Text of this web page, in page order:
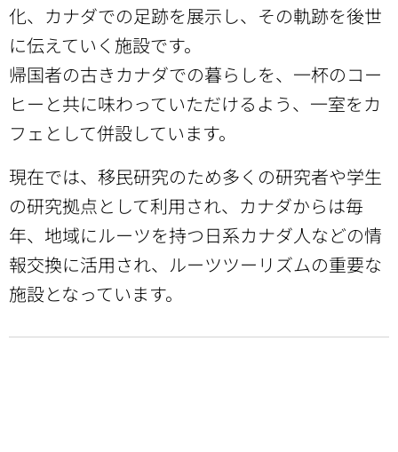
化、カナダでの足跡を展示し、その軌跡を後世
に伝えていく施設です。
帰国者の古きカナダでの暮らしを、一杯のコー
ヒーと共に味わっていただけるよう、一室をカ
フェとして併設しています。
現在では、移民研究のため多くの研究者や学生
の研究拠点として利用され、カナダからは毎
年、地域にルーツを持つ日系カナダ人などの情
報交換に活用され、ルーツツーリズムの重要な
施設となっています。